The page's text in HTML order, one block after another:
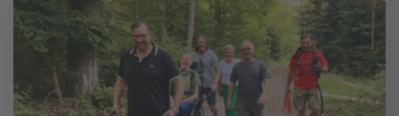
TAGESAUSFLUG
KLEINER AUSFLUG IM
ALLGÄU